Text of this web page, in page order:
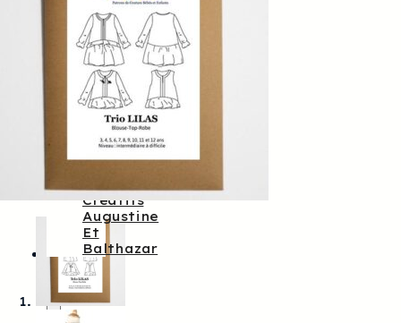
Couture
Augustine
Et
Balthazar
Boutons
Et
Étiquettes
Augustine
Créatifs
Augustine
Et
Balthazar
Patrons
De
Couture